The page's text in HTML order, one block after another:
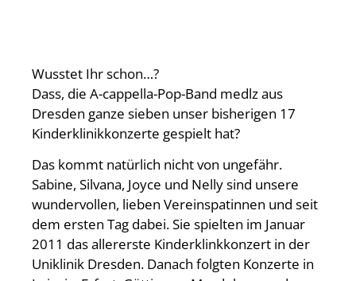
Wusstet Ihr schon…?
Dass, die A-cappella-Pop-Band medlz aus
Dresden ganze sieben unser bisherigen 17
Kinderklinikkonzerte gespielt hat?
Das kommt natürlich nicht von ungefähr.
Sabine, Silvana, Joyce und Nelly sind unsere
wundervollen, lieben Vereinspatinnen und seit
dem ersten Tag dabei. Sie spielten im Januar
2011 das allererste Kinderklinkkonzert in der
Uniklinik Dresden. Danach folgten Konzerte in